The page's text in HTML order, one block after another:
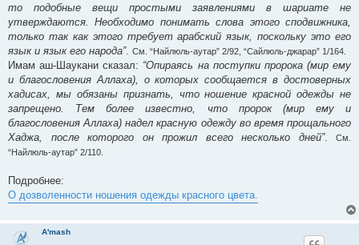
то подобные вещи простыми заявлениями в шариате не
утверждаются. Необходимо понимать слова этого сподвижника,
только так как этого требует арабский язык, поскольку это его
язык и язык его народа”. См. “Найлюль-аутар” 2/92, “Сайлюль-джарар” 1/164.
Имам аш-Шаукани сказал: “Опираясь на поступки пророка (мир ему
и благословения Аллаха), о которых сообщается в достоверных
хадисах, мы обязаны признать, что ношение красной одежды не
запрещено. Тем более известно, что пророк (мир ему и
благословения Аллаха) надел красную одежду во время прощального
Хаджа, после которого он прожил всего несколько дней”.
См.
“Найлюль-аутар” 2/110.
Подробнее:
О дозволенности ношения одежды красного цвета.
A'mash